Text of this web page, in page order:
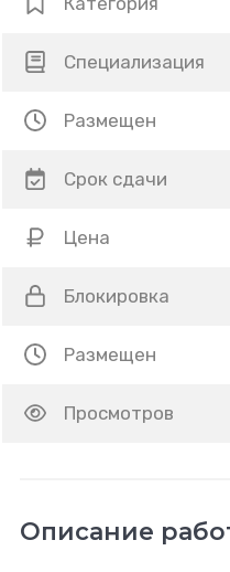
Специализация
Размещен
Срок сдачи
Цена
Блокировка
Размещен
Просмотров
Описание